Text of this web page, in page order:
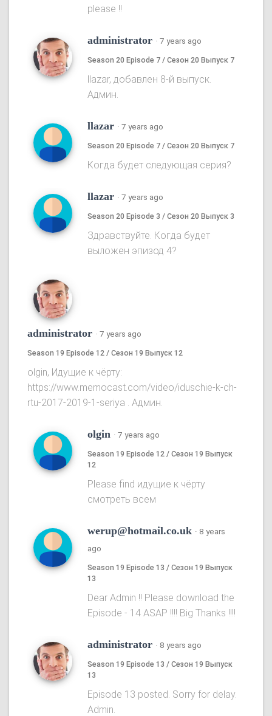
please !!
administrator · 7 years ago
Season 20 Episode 7 / Сезон 20 Выпуск 7
llazar, добавлен 8-й выпуск.
Админ.
llazar · 7 years ago
Season 20 Episode 7 / Сезон 20 Выпуск 7
Когда будет следующая серия?
llazar · 7 years ago
Season 20 Episode 3 / Сезон 20 Выпуск 3
Здравствуйте. Когда будет
выложен эпизод 4?
administrator · 7 years ago
Season 19 Episode 12 / Сезон 19 Выпуск 12
olgin, Идущие к чёрту:
https://www.memocast.com/video/iduschie-k-ch-
rtu-2017-2019-1-seriya . Админ.
olgin · 7 years ago
Season 19 Episode 12 / Сезон 19 Выпуск
12
Please find идущие к чёрту
смотреть всем
werup@hotmail.co.uk · 8 years
ago
Season 19 Episode 13 / Сезон 19 Выпуск
13
Dear Admin !! Please download the
Episode - 14 ASAP !!!! Big Thanks !!!!
administrator · 8 years ago
Season 19 Episode 13 / Сезон 19 Выпуск
13
Episode 13 posted. Sorry for delay.
Admin.